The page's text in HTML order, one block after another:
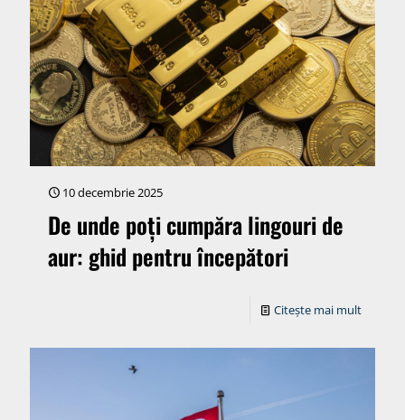
10 decembrie 2025
De unde poți cumpăra lingouri de
aur: ghid pentru începători
Citește mai mult